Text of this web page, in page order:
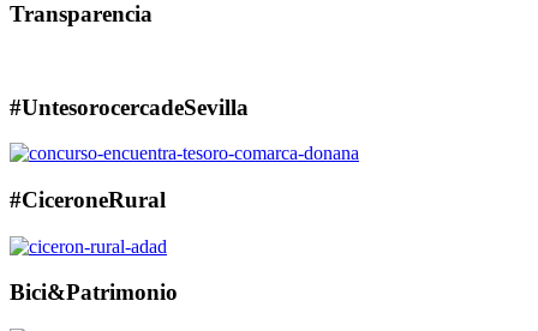
Transparencia
#UntesorocercadeSevilla
#CiceroneRural
Bici&Patrimonio